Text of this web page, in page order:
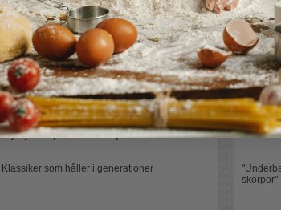
Gjutjärnspanna stekpanna Satake
Klassiker som håller i generationer
skorpor"